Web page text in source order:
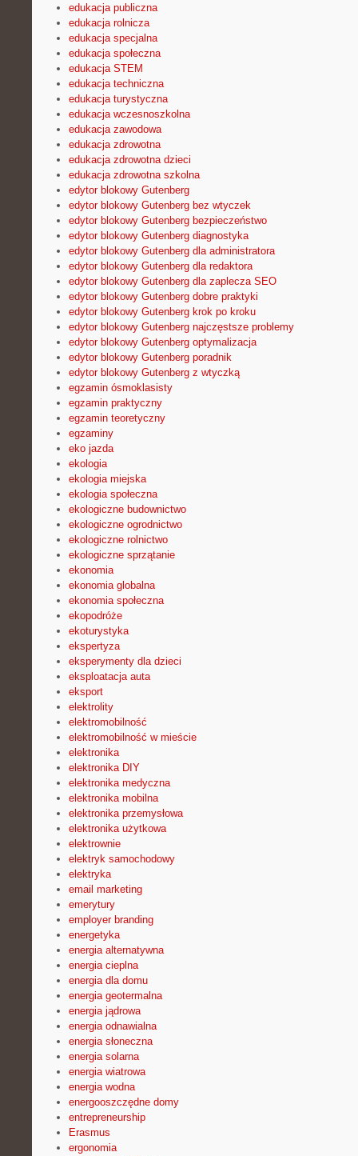
edukacja publiczna
edukacja rolnicza
edukacja specjalna
edukacja społeczna
edukacja STEM
edukacja techniczna
edukacja turystyczna
edukacja wczesnoszkolna
edukacja zawodowa
edukacja zdrowotna
edukacja zdrowotna dzieci
edukacja zdrowotna szkolna
edytor blokowy Gutenberg
edytor blokowy Gutenberg bez wtyczek
edytor blokowy Gutenberg bezpieczeństwo
edytor blokowy Gutenberg diagnostyka
edytor blokowy Gutenberg dla administratora
edytor blokowy Gutenberg dla redaktora
edytor blokowy Gutenberg dla zaplecza SEO
edytor blokowy Gutenberg dobre praktyki
edytor blokowy Gutenberg krok po kroku
edytor blokowy Gutenberg najczęstsze problemy
edytor blokowy Gutenberg optymalizacja
edytor blokowy Gutenberg poradnik
edytor blokowy Gutenberg z wtyczką
egzamin ósmoklasisty
egzamin praktyczny
egzamin teoretyczny
egzaminy
eko jazda
ekologia
ekologia miejska
ekologia społeczna
ekologiczne budownictwo
ekologiczne ogrodnictwo
ekologiczne rolnictwo
ekologiczne sprzątanie
ekonomia
ekonomia globalna
ekonomia społeczna
ekopodróże
ekoturystyka
ekspertyza
eksperymenty dla dzieci
eksploatacja auta
eksport
elektrolity
elektromobilność
elektromobilność w mieście
elektronika
elektronika DIY
elektronika medyczna
elektronika mobilna
elektronika przemysłowa
elektronika użytkowa
elektrownie
elektryk samochodowy
elektryka
email marketing
emerytury
employer branding
energetyka
energia alternatywna
energia cieplna
energia dla domu
energia geotermalna
energia jądrowa
energia odnawialna
energia słoneczna
energia solarna
energia wiatrowa
energia wodna
energooszczędne domy
entrepreneurship
Erasmus
ergonomia